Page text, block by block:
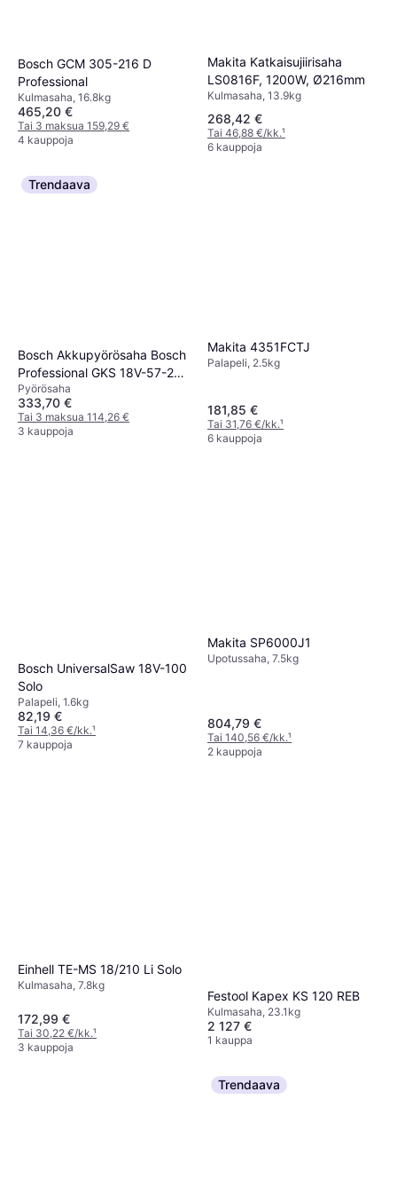
Bosch GCM 305-216 D
Professional
Kulmasaha, 16.8kg
465,20 €
Tai 3 maksua 159,29 €
4 kauppoja
Makita Katkaisujiirisaha
LS0816F, 1200W, Ø216mm
Kulmasaha, 13.9kg
268,42 €
Tai 46,88 €/kk.¹
6 kauppoja
Trendaava
Bosch Akkupyörösaha Bosch
Professional GKS 18V-57-2
GX Solo, 18V, ilman akkua L-
Boxx
Pyörösaha
333,70 €
Tai 3 maksua 114,26 €
3 kauppoja
Makita 4351FCTJ
Palapeli, 2.5kg
181,85 €
Tai 31,76 €/kk.¹
6 kauppoja
Bosch UniversalSaw 18V-100
Solo
Palapeli, 1.6kg
82,19 €
Tai 14,36 €/kk.¹
7 kauppoja
Makita SP6000J1
Upotussaha, 7.5kg
804,79 €
Tai 140,56 €/kk.¹
2 kauppoja
Einhell TE-MS 18/210 Li Solo
Kulmasaha, 7.8kg
172,99 €
Tai 30,22 €/kk.¹
3 kauppoja
Festool Kapex KS 120 REB
Kulmasaha, 23.1kg
2 127 €
1 kauppa
Trendaava